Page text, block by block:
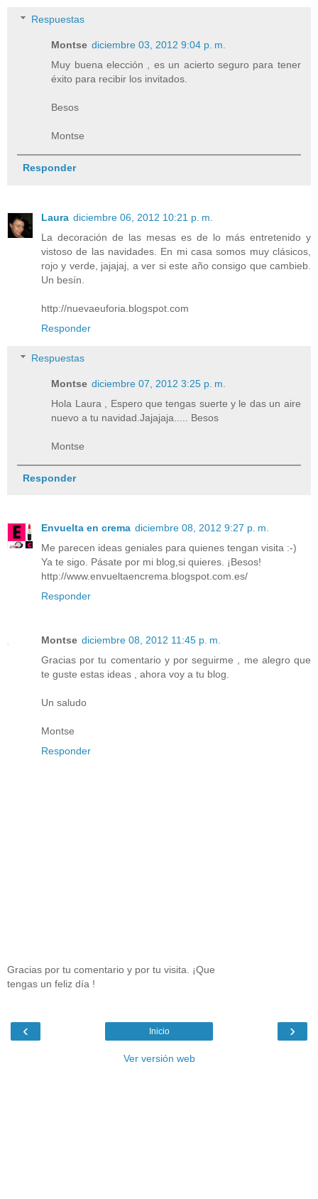
Respuestas
Montse diciembre 03, 2012 9:04 p. m.
Muy buena elección , es un acierto seguro para tener
éxito para recibir los invitados.
Besos
Montse
Responder
Laura diciembre 06, 2012 10:21 p. m.
La decoración de las mesas es de lo más entretenido y
vistoso de las navidades. En mi casa somos muy clásicos,
rojo y verde, jajajaj, a ver si este año consigo que cambieb.
Un besín.
http://nuevaeuforia.blogspot.com
Responder
Respuestas
Montse diciembre 07, 2012 3:25 p. m.
Hola Laura , Espero que tengas suerte y le das un aire
nuevo a tu navidad.Jajajaja..... Besos
Montse
Responder
Envuelta en crema diciembre 08, 2012 9:27 p. m.
Me parecen ideas geniales para quienes tengan visita :-)
Ya te sigo. Pásate por mi blog,si quieres. ¡Besos!
http://www.envueltaencrema.blogspot.com.es/
Responder
Montse diciembre 08, 2012 11:45 p. m.
Gracias por tu comentario y por seguirme , me alegro que
te guste estas ideas , ahora voy a tu blog.
Un saludo
Montse
Responder
Gracias por tu comentario y por tu visita. ¡Que
tengas un feliz día !
‹ ›
Inicio
Ver versión web